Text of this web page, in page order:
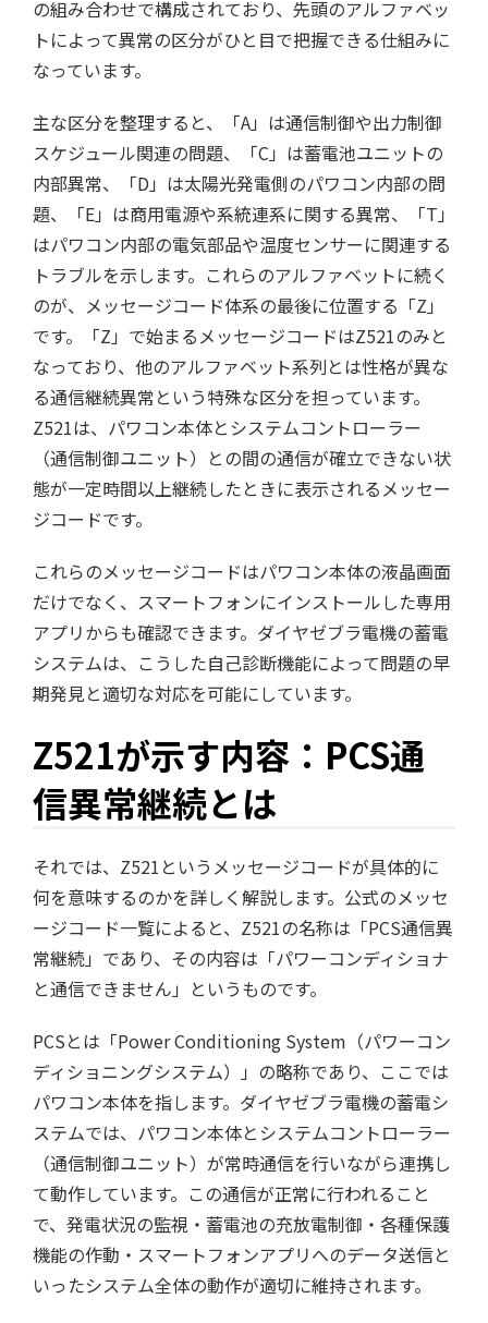
の組み合わせで構成されており、先頭のアルファベッ
トによって異常の区分がひと目で把握できる仕組みに
なっています。
主な区分を整理すると、「A」は通信制御や出力制御
スケジュール関連の問題、「C」は蓄電池ユニットの
内部異常、「D」は太陽光発電側のパワコン内部の問
題、「E」は商用電源や系統連系に関する異常、「T」
はパワコン内部の電気部品や温度センサーに関連する
トラブルを示します。これらのアルファベットに続く
のが、メッセージコード体系の最後に位置する「Z」
です。「Z」で始まるメッセージコードはZ521のみと
なっており、他のアルファベット系列とは性格が異な
る通信継続異常という特殊な区分を担っています。
Z521は、パワコン本体とシステムコントローラー
（通信制御ユニット）との間の通信が確立できない状
態が一定時間以上継続したときに表示されるメッセー
ジコードです。
これらのメッセージコードはパワコン本体の液晶画面
だけでなく、スマートフォンにインストールした専用
アプリからも確認できます。ダイヤゼブラ電機の蓄電
システムは、こうした自己診断機能によって問題の早
期発見と適切な対応を可能にしています。
Z521が示す内容：PCS通
信異常継続とは
それでは、Z521というメッセージコードが具体的に
何を意味するのかを詳しく解説します。公式のメッセ
ージコード一覧によると、Z521の名称は「PCS通信異
常継続」であり、その内容は「パワーコンディショナ
と通信できません」というものです。
PCSとは「Power Conditioning System（パワーコン
ディショニングシステム）」の略称であり、ここでは
パワコン本体を指します。ダイヤゼブラ電機の蓄電シ
ステムでは、パワコン本体とシステムコントローラー
（通信制御ユニット）が常時通信を行いながら連携し
て動作しています。この通信が正常に行われること
で、発電状況の監視・蓄電池の充放電制御・各種保護
機能の作動・スマートフォンアプリへのデータ送信と
いったシステム全体の動作が適切に維持されます。